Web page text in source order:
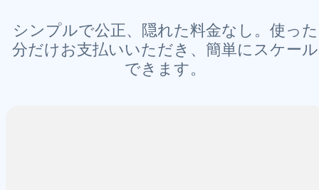
シンプルで公正、隠れた料金なし。使った
分だけお支払いいただき、簡単にスケール
できます。